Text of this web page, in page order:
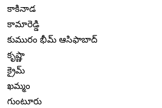
కాకినాడ
కామారెడ్డి
కుమురం భీమ్ ఆసిఫాబాద్
కృష్ణా
క్రైమ్
ఖమ్మం
గుంటూరు